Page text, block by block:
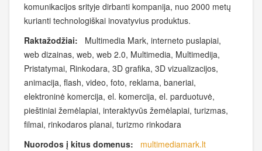
komunikacijos srityje dirbanti kompanija, nuo 2000 metų
kurianti technologiškai inovatyvius produktus.
Raktažodžiai: Multimedia Mark, interneto puslapiai,
web dizainas, web, web 2.0, Multimedia, Multimedija,
Pristatymai, Rinkodara, 3D grafika, 3D vizualizacijos,
animacija, flash, video, foto, reklama, baneriai,
elektroninė komercija, el. komercija, el. parduotuvė,
pieštiniai žemėlapiai, interaktyvūs žemėlapiai, turizmas,
filmai, rinkodaros planai, turizmo rinkodara
Nuorodos į kitus domenus:
multimediamark.lt